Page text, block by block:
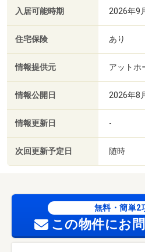
入居可能時期 2026年9
住宅保険 あり
情報提供元 アットホ
情報公開日 2026年8
情報更新日 -
次回更新予定日 随時
無料・簡単2
この物件にお